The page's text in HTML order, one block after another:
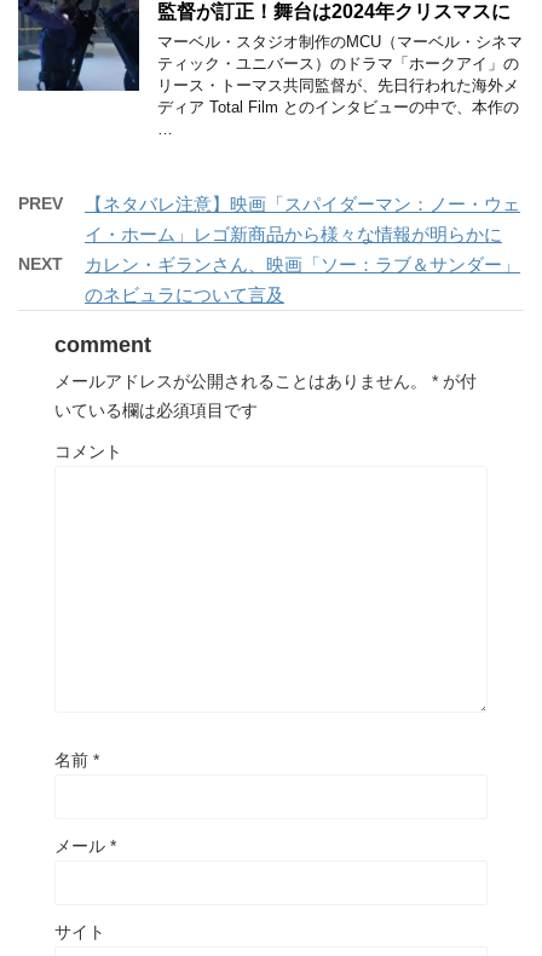
監督が訂正！舞台は2024年クリスマスに
マーベル・スタジオ制作のMCU（マーベル・シネマ
ティック・ユニバース）のドラマ「ホークアイ」の
リース・トーマス共同監督が、先日行われた海外メ
ディア Total Film とのインタビューの中で、本作の
PREV
【ネタバレ注意】映画「スパイダーマン：ノー・ウェ
イ・ホーム」レゴ新商品から様々な情報が明らかに
NEXT
カレン・ギランさん、映画「ソー：ラブ＆サンダー」
のネビュラについて言及
comment
メールアドレスが公開されることはありません。 * が付
いている欄は必須項目です
コメント
名前 *
メール *
サイト